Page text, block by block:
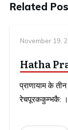
Related
November 19,
Hatha
प्राणायाम के
रेचपूरककुम्भकै: ।